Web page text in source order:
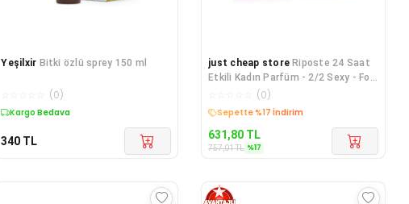
Yeşilxir Bitki özlü sprey 150 ml
(0)
Kargo Bedava
340 TL
just cheap store Riposte 24 Saat
Etkili Kadın Parfüm - 2/2 Sexy - For
Women 110 Ml
(0)
Sepette %17 İndirim
631,80 TL
757,01TL %17